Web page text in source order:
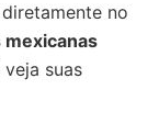
no
mexicanas
suas